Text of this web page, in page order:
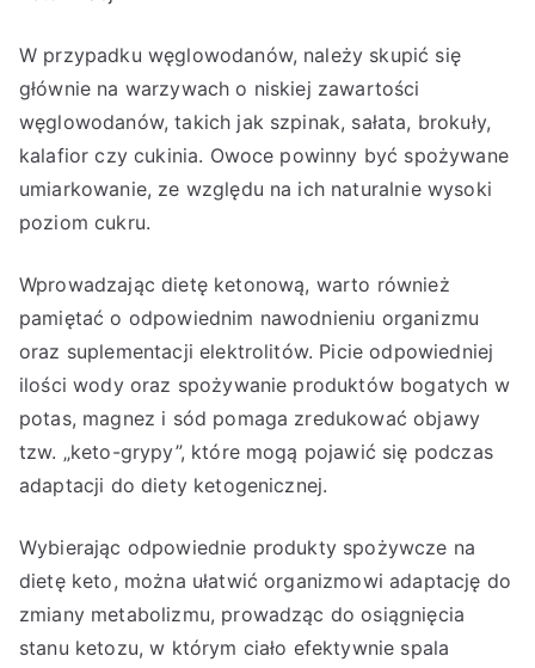
W przypadku węglowodanów, należy skupić się
głównie na warzywach o niskiej zawartości
węglowodanów, takich jak szpinak, sałata, brokuły,
kalafior czy cukinia. Owoce powinny być spożywane
umiarkowanie, ze względu na ich naturalnie wysoki
poziom cukru.
Wprowadzając dietę ketonową, warto również
pamiętać o odpowiednim nawodnieniu organizmu
oraz suplementacji elektrolitów. Picie odpowiedniej
ilości wody oraz spożywanie produktów bogatych w
potas, magnez i sód pomaga zredukować objawy
tzw. „keto-grypy”, które mogą pojawić się podczas
adaptacji do diety ketogenicznej.
Wybierając odpowiednie produkty spożywcze na
dietę keto, można ułatwić organizmowi adaptację do
zmiany metabolizmu, prowadząc do osiągnięcia
stanu ketozu, w którym ciało efektywnie spala